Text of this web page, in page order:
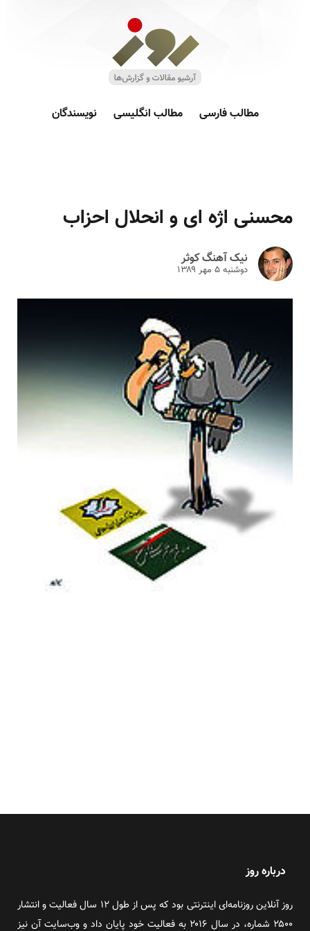
مطالب فارسی مطالب انگلیسی نویسندگان
محسنی اژه ای و انحلال احزاب
نیک آهنگ کوثر
دوشنبه ۵ مهر ۱۳۸۹
درباره روز
روز آنلاین روزنامه‌ای اینترنتی بود که پس از طول ۱۲ سال فعالیت و انتشار
۲۵۰۰ شماره، در سال ۲۰۱۶ به فعالیت خود پایان داد و وب‌سایت آن نیز